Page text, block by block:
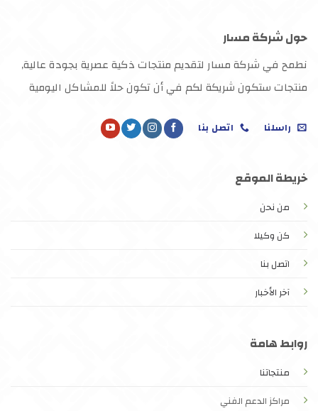
حول شركة مسار
نطمح في شركة مسار لتقديم منتجات ذكية عصرية بجودة عالية,
منتجات ستكون شريكة لكم في أن تكون حلاً للمشاكل اليومية
راسلنا اتصل بنا
خريطة الموقع
من نحن
كن وكيلا
اتصل بنا
آخر الأخبار
روابط هامة
منتجاتنا
مراكز الدعم الفني